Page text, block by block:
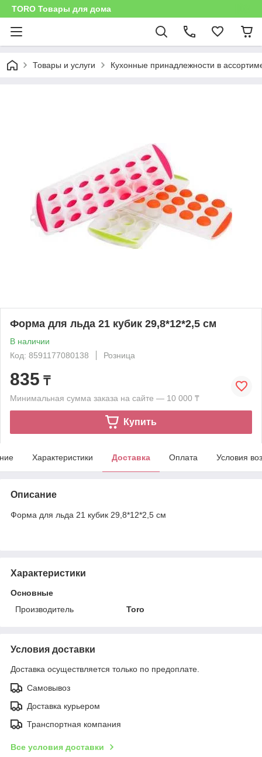
TORO Товары для дома
Товары и услуги Кухонные принадлежности в
Форма для льда 21 кубик 29,8*12*2,5 см
В наличии
Код: 8591177080138
Розница
835 ₸
Минимальная сумма заказа на сайте — 10 000 ₸
Купить
Характеристики Доставка Оплата Условия
Описание
Форма для льда 21 кубик 29,8*12*2,5 см
Характеристики
Основные
Производитель
Toro
Условия доставки
Доставка осуществляется только по предоплате.
Самовывоз
Доставка курьером
Транспортная компания
Все условия доставки